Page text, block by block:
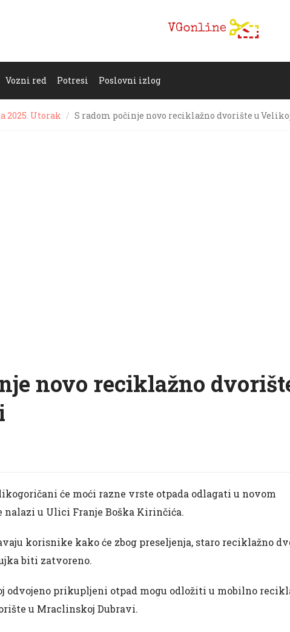
Vozni red Potresi Poslovni izlog
2025. Utorak S radom počinje novo reciklažno dvorište u
novo reciklažno
će moći razne vrste otpada odlagati u novom
u Ulici Franje Boška Kirinčića.
korisnike kako će zbog preseljenja, staro reciklažno
biti zatvoreno.
odvojeno prikupljeni otpad mogu odložiti u mobilno
u Mraclinskoj Dubravi.